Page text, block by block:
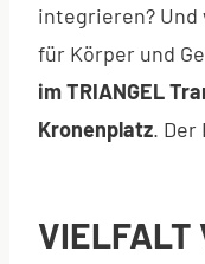
integrieren? Und
für Körper und
im TRIANGEL
Kronenplatz.
VIELFALT